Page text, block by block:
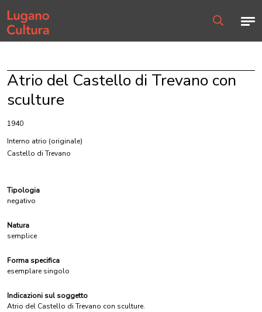
Home page
Atrio del Castello di Trevano con
sculture
1940
Interno atrio (originale)
Castello di Trevano
Tipologia
negativo
Natura
semplice
Forma specifica
esemplare singolo
Indicazioni sul soggetto
Atrio del Castello di Trevano con sculture.